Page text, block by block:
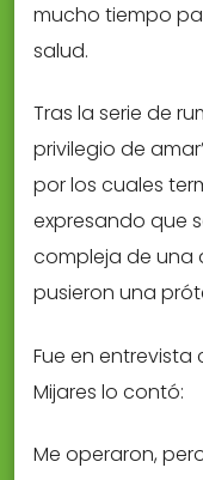
mucho tiempo
salud.
Tras la serie de
privilegio de
por los cuales
expresando que
compleja de una
pusieron una
Fue en entrevista
Mijares lo contó:
Me operaron,